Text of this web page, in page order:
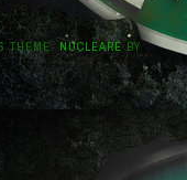
THEME: NUCLEAREBY